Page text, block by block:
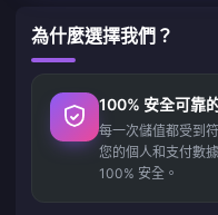
為什麼選擇我們？
100% 安全可靠
每一次儲值都受到
您的個人和支付數
100% 安全。